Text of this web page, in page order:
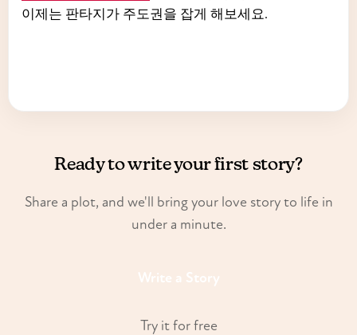
이제는 판타지가 주도권을 잡게 해보세요.
Ready to write your first story?
Share a plot, and we'll bring your love story to life in
under a minute.
Write a Story
Try it for free